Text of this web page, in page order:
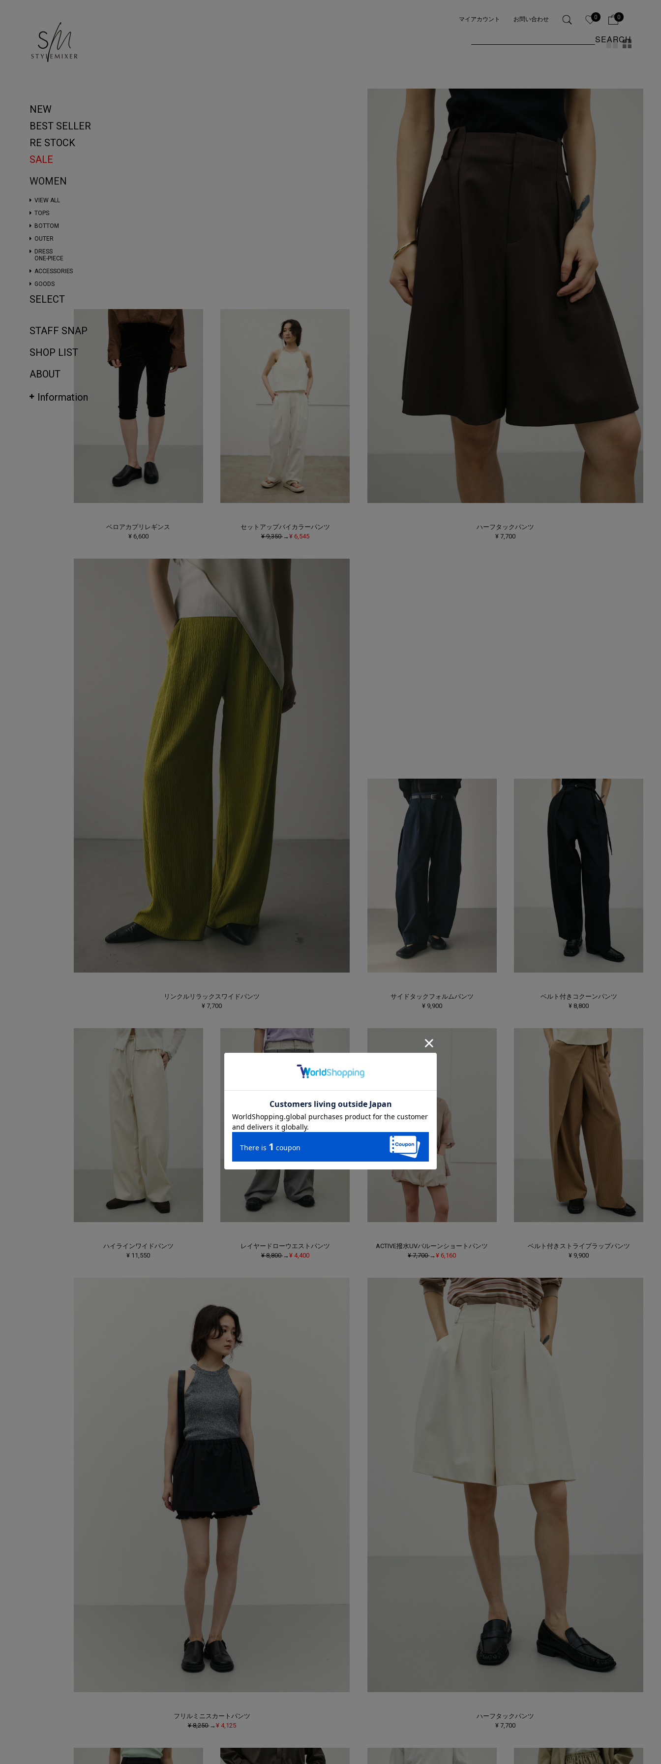
マイアカウント お問い合わせ 0 0
SEARCH
NEW
BEST SELLER
RE STOCK
SALE
WOMEN
VIEW ALL
TOPS
BOTTOM
OUTER
DRESS
ONE-PIECE
ACCESSORIES
GOODS
SELECT
STAFF SNAP
SHOP LIST
ABOUT
Information
ベロアカプリレギンス
¥ 6,600
セットアップバイカラーパンツ
¥ 9,350→ ¥ 6,545
ハーフタックパンツ
¥ 7,700
リンクルリラックスワイドパンツ
¥ 7,700
サイドタックフォルムパンツ
¥ 9,900
ベルト付きコクーンパンツ
¥ 8,800
ハイラインワイドパンツ
¥ 11,550
レイヤードローウエストパンツ
¥ 8,800→ ¥ 4,400
ACTIVE撥水UVバルーンショートパンツ
¥ 7,700→¥ 6,160
ベルト付きストライプラップパンツ
¥ 9,900
フリルミニスカートパンツ
¥ 8,250→ ¥ 4,125
ハーフタックパンツ
¥ 7,700